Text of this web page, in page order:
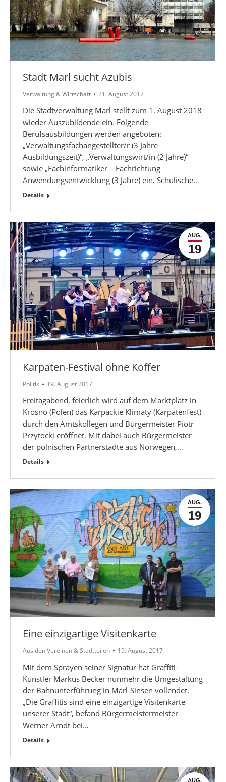
Stadt Marl sucht Azubis
Verwaltung & Wirtschaft 21. August 2017
Die Stadtverwaltung Marl stellt zum 1. August 2018
wieder Auszubildende ein. Folgende
Berufsausbildungen werden angeboten:
„Verwaltungsfachangestellter/r (3 Jahre
Ausbildungszeit)“, „Verwaltungswirt/in (2 Jahre)“
sowie „Fachinformatiker – Fachrichtung
Anwendungsentwicklung (3 Jahre) ein. Schulische…
Details
AUG.
19
Karpaten-Festival ohne Koffer
Politik 19. August 2017
Freitagabend, feierlich wird auf dem Marktplatz in
Krosno (Polen) das Karpackie Klimaty (Karpatenfest)
durch den Amtskollegen und Bürgermeister Piotr
Przytocki eröffnet. Mit dabei auch Bürgermeister
der polnischen Partnerstädte aus Norwegen,…
Details
AUG.
19
Eine einzigartige Visitenkarte
Aus den Vereinen & Stadtteilen 19. August 2017
Mit dem Sprayen seiner Signatur hat Graffiti-
Künstler Markus Becker nunmehr die Umgestaltung
der Bahnunterführung in Marl-Sinsen vollendet.
„Die Graffitis sind eine einzigartige Visitenkarte
unserer Stadt“, befand Bürgermeistermeister
Werner Arndt bei…
Details
AUG.